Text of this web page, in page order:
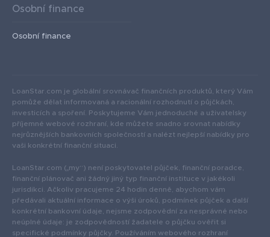
Osobní finance
Osobní finance
LoanStar.com je globální srovnávač finančních produktů, který Vám
pomůže dělat informovaná a racionální rozhodnutí o půjčkách,
investicích a spoření. Poskytujeme Vám jednoduché a uživatelsky
příjemné webové rozhraní, kde můžete snadno srovnat nabídky
nejrůznějších bankovních společností a nalézt nejlepší nabídky pro
vaši konkrétní finanční situaci.
LoanStar.com („my“) není poskytovatel půjček, finanční poradce,
finanční plánovač ani žádný jiný typ finanční instituce v jakékoli
jurisdikci. Ačkoliv pracujeme 24 hodin denně, abychom vám
předávali aktuální informace o výši úroků, podmínek půjček a další
konkrétní bankovní údaje, nejsme zodpovědní za nesprávné nebo
neúplné údaje: je zodpovědností žadatele o půjčku ověřit si
specifické podmínky půjčky. Používáním webového rozhraní